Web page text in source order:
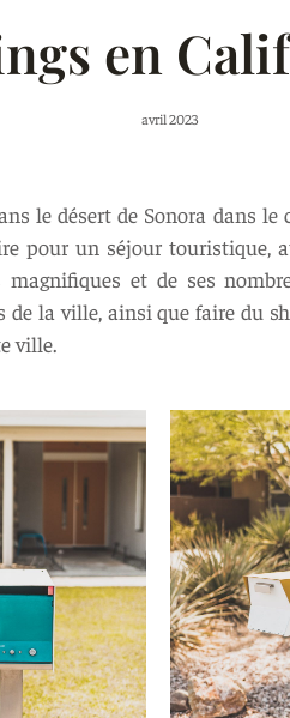
en
avril 2023
le désert de Sonora dans
pour un séjour touristique,
et de ses
la ville, ainsi que faire du
ville.